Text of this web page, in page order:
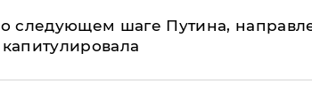
следующем шаге Путина,